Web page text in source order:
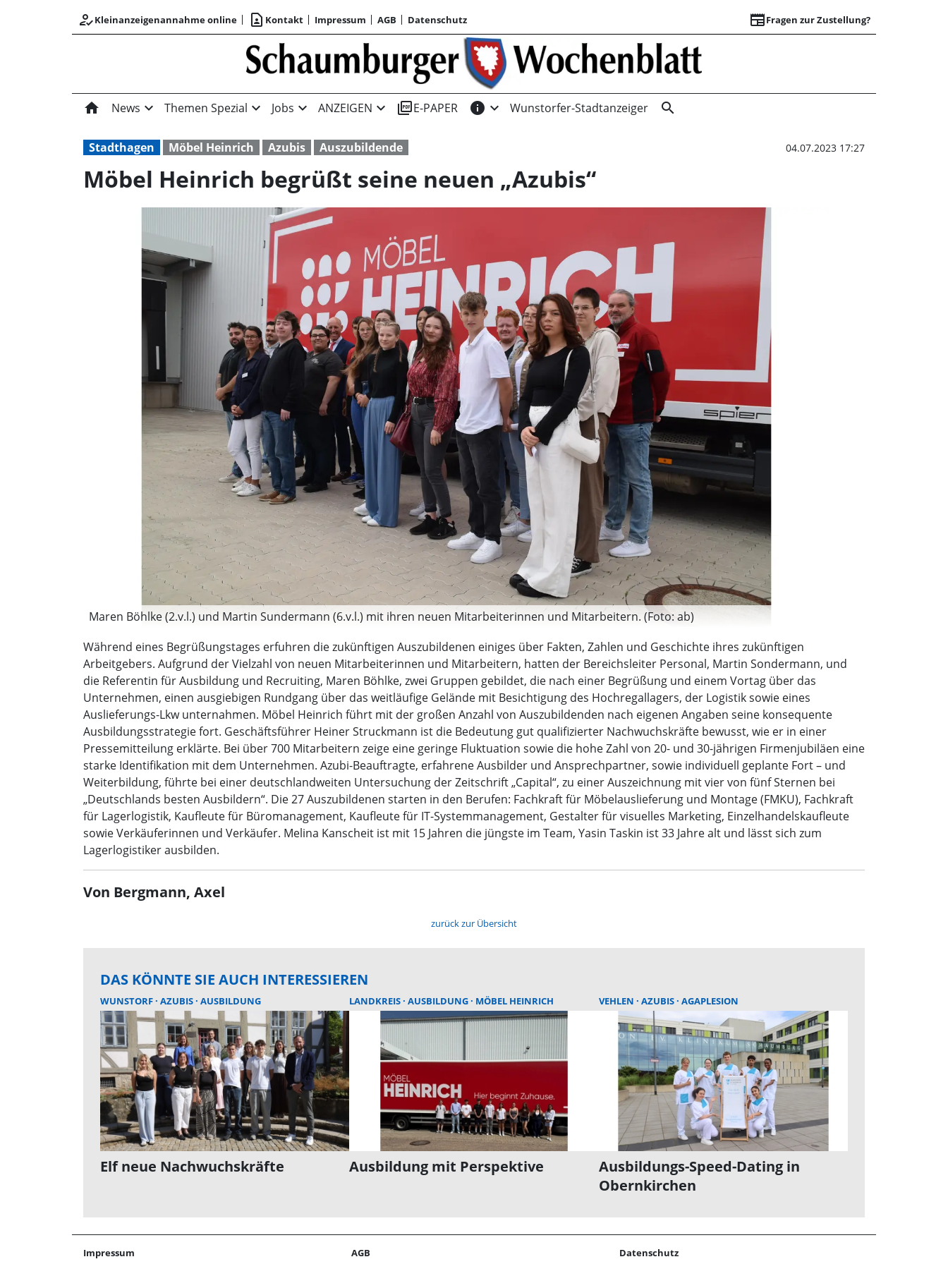
how_to_regKleinanzeigenannahme online contact_page Kontakt Impressum AGB Datenschutz newspaperFragen zur Zustellung?
Möbel Heinrich
home News expand_more Themen Spezial expand_more Jobs expand_more ANZEIGEN expand_more picture_as_pdfE-PAPER info expand_more Wunstorfer-Stadtanzeiger search
Stadthagen Möbel Heinrich Azubis Auszubildende 04.07.2023 17:27
Möbel Heinrich begrüßt seine neuen „Azubis“
Maren Böhlke (2.v.l.) und Martin Sundermann (6.v.l.) mit ihren neuen Mitarbeiterinnen und Mitarbeitern. (Foto: ab)
Während eines Begrüßungstages erfuhren die zukünftigen Auszubildenen einiges über Fakten, Zahlen und Geschichte ihres zukünftigen
Arbeitgebers. Aufgrund der Vielzahl von neuen Mitarbeiterinnen und Mitarbeitern, hatten der Bereichsleiter Personal, Martin Sondermann, und
die Referentin für Ausbildung und Recruiting, Maren Böhlke, zwei Gruppen gebildet, die nach einer Begrüßung und einem Vortag über das
Unternehmen, einen ausgiebigen Rundgang über das weitläufige Gelände mit Besichtigung des Hochregallagers, der Logistik sowie eines
Auslieferungs-Lkw unternahmen. Möbel Heinrich führt mit der großen Anzahl von Auszubildenden nach eigenen Angaben seine konsequente
Ausbildungsstrategie fort. Geschäftsführer Heiner Struckmann ist die Bedeutung gut qualifizierter Nachwuchskräfte bewusst, wie er in einer
Pressemitteilung erklärte. Bei über 700 Mitarbeitern zeige eine geringe Fluktuation sowie die hohe Zahl von 20- und 30-jährigen Firmenjubiläen eine
starke Identifikation mit dem Unternehmen. Azubi-Beauftragte, erfahrene Ausbilder und Ansprechpartner, sowie individuell geplante Fort – und
Weiterbildung, führte bei einer deutschlandweiten Untersuchung der Zeitschrift „Capital“, zu einer Auszeichnung mit vier von fünf Sternen bei
„Deutschlands besten Ausbildern“. Die 27 Auszubildenen starten in den Berufen: Fachkraft für Möbelauslieferung und Montage (FMKU), Fachkraft
für Lagerlogistik, Kaufleute für Büromanagement, Kaufleute für IT-Systemmanagement, Gestalter für visuelles Marketing, Einzelhandelskaufleute
sowie Verkäuferinnen und Verkäufer. Melina Kanscheit ist mit 15 Jahren die jüngste im Team, Yasin Taskin ist 33 Jahre alt und lässt sich zum
Lagerlogistiker ausbilden.
Von Bergmann, Axel
zurück zur Übersicht
DAS KÖNNTE SIE AUCH INTERESSIEREN
WUNSTORF AZUBIS AUSBILDUNG
Elf neue Nachwuchskräfte
LANDKREIS AUSBILDUNG MÖBEL HEINRICH
Ausbildung mit Perspektive
VEHLEN AZUBIS AGAPLESION
Ausbildungs-Speed-Dating in
Obernkirchen
Impressum AGB Datenschutz